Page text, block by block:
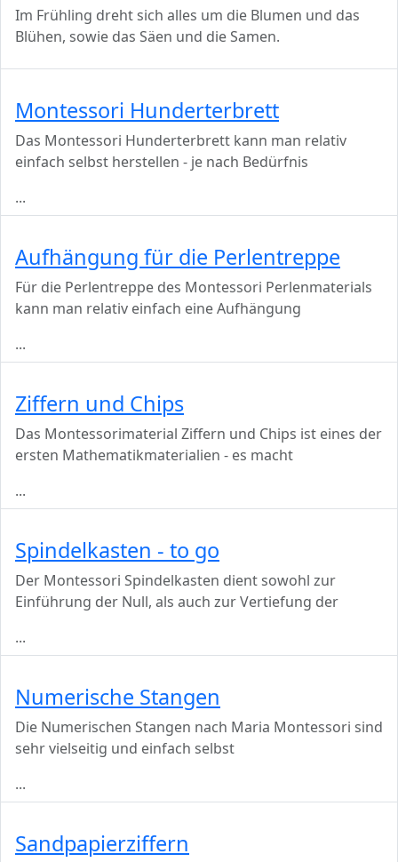
Im Frühling dreht sich alles um die Blumen und das
Blühen, sowie das Säen und die Samen.
Montessori Hunderterbrett
Das Montessori Hunderterbrett kann man relativ
einfach selbst herstellen - je nach Bedürfnis
...
Aufhängung für die Perlentreppe
Für die Perlentreppe des Montessori Perlenmaterials
kann man relativ einfach eine Aufhängung
...
Ziffern und Chips
Das Montessorimaterial Ziffern und Chips ist eines der
ersten Mathematikmaterialien - es macht
...
Spindelkasten - to go
Der Montessori Spindelkasten dient sowohl zur
Einführung der Null, als auch zur Vertiefung der
...
Numerische Stangen
Die Numerischen Stangen nach Maria Montessori sind
sehr vielseitig und einfach selbst
...
Sandpapierziffern